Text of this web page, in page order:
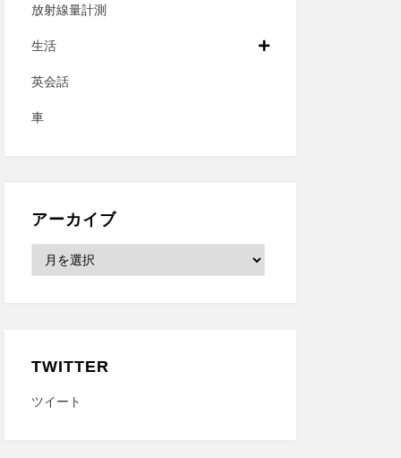
放射線量計測
生活
英会話
車
アーカイブ
ー
TWITTER
ツイート